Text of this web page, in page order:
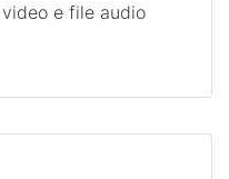
e file audio